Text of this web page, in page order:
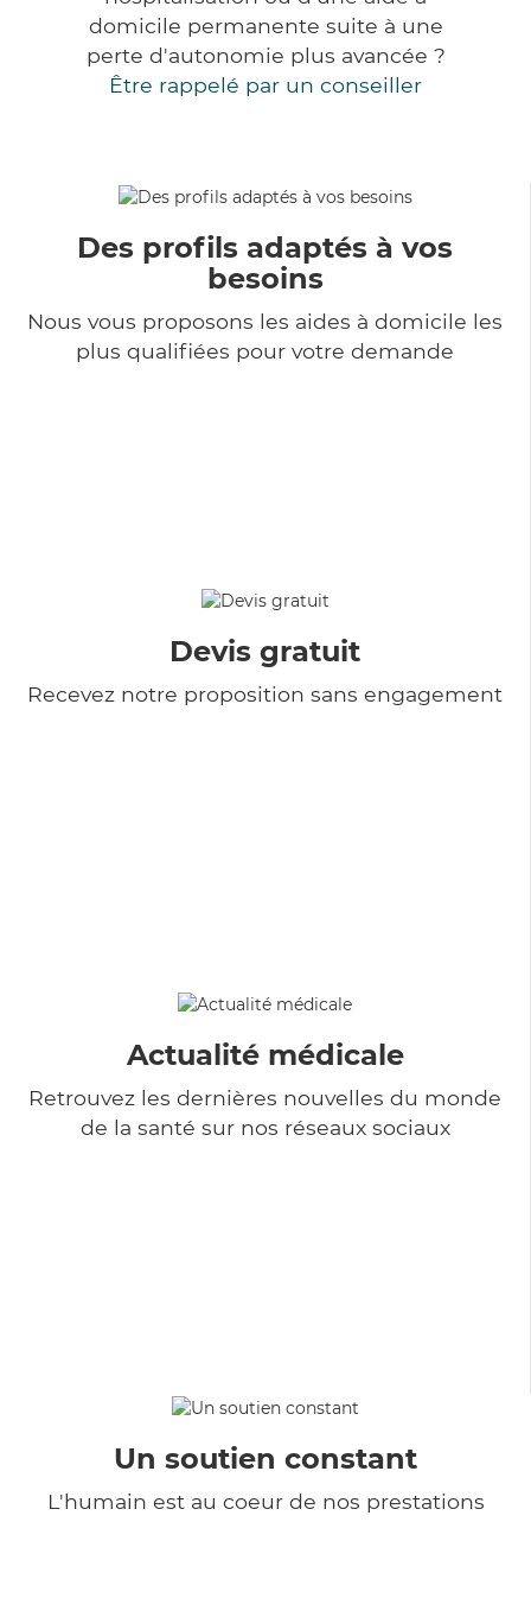
domicile permanente suite à une
perte d'autonomie plus avancée ?
Être rappelé par un conseiller
Des profils adaptés à vos
besoins
Nous vous proposons les aides à domicile les
plus qualifiées pour votre demande
Devis gratuit
Recevez notre proposition sans engagement
Actualité médicale
Retrouvez les dernières nouvelles du monde
de la santé sur nos réseaux sociaux
Un soutien constant
L'humain est au coeur de nos prestations